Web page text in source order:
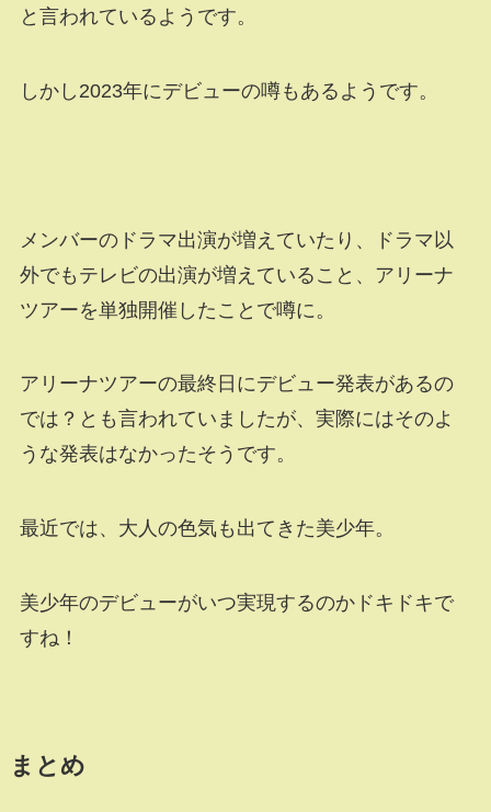
と言われているようです。
しかし2023年にデビューの噂もあるようです。
メンバーのドラマ出演が増えていたり、ドラマ以
外でもテレビの出演が増えていること、アリーナ
ツアーを単独開催したことで噂に。
アリーナツアーの最終日にデビュー発表があるの
では？とも言われていましたが、実際にはそのよ
うな発表はなかったそうです。
最近では、大人の色気も出てきた美少年。
美少年のデビューがいつ実現するのかドキドキで
すね！
まとめ